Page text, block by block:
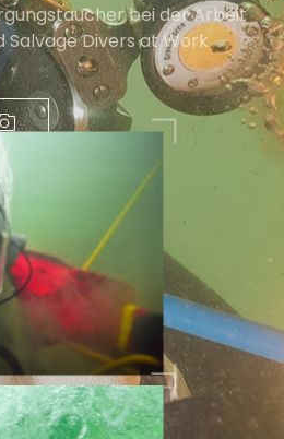
bei der Arbeit
Salvage Divers at Work